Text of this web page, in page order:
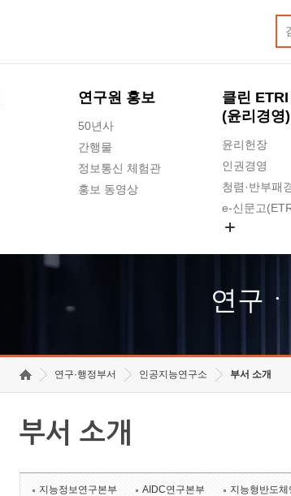
연구원 홍보
50년사
간행물
정보통신 체험관
홍보 동영상
클린 ETRI
(윤리경영)
윤리헌장
인권경영
청렴·반부패
e-신문고
고객의소리
수의계약 현황
연구
연구·행정부서 인공지능연구소 부서 소개
부서 소개
지능정보연구본부 AIDC연구본부 지능형반도체